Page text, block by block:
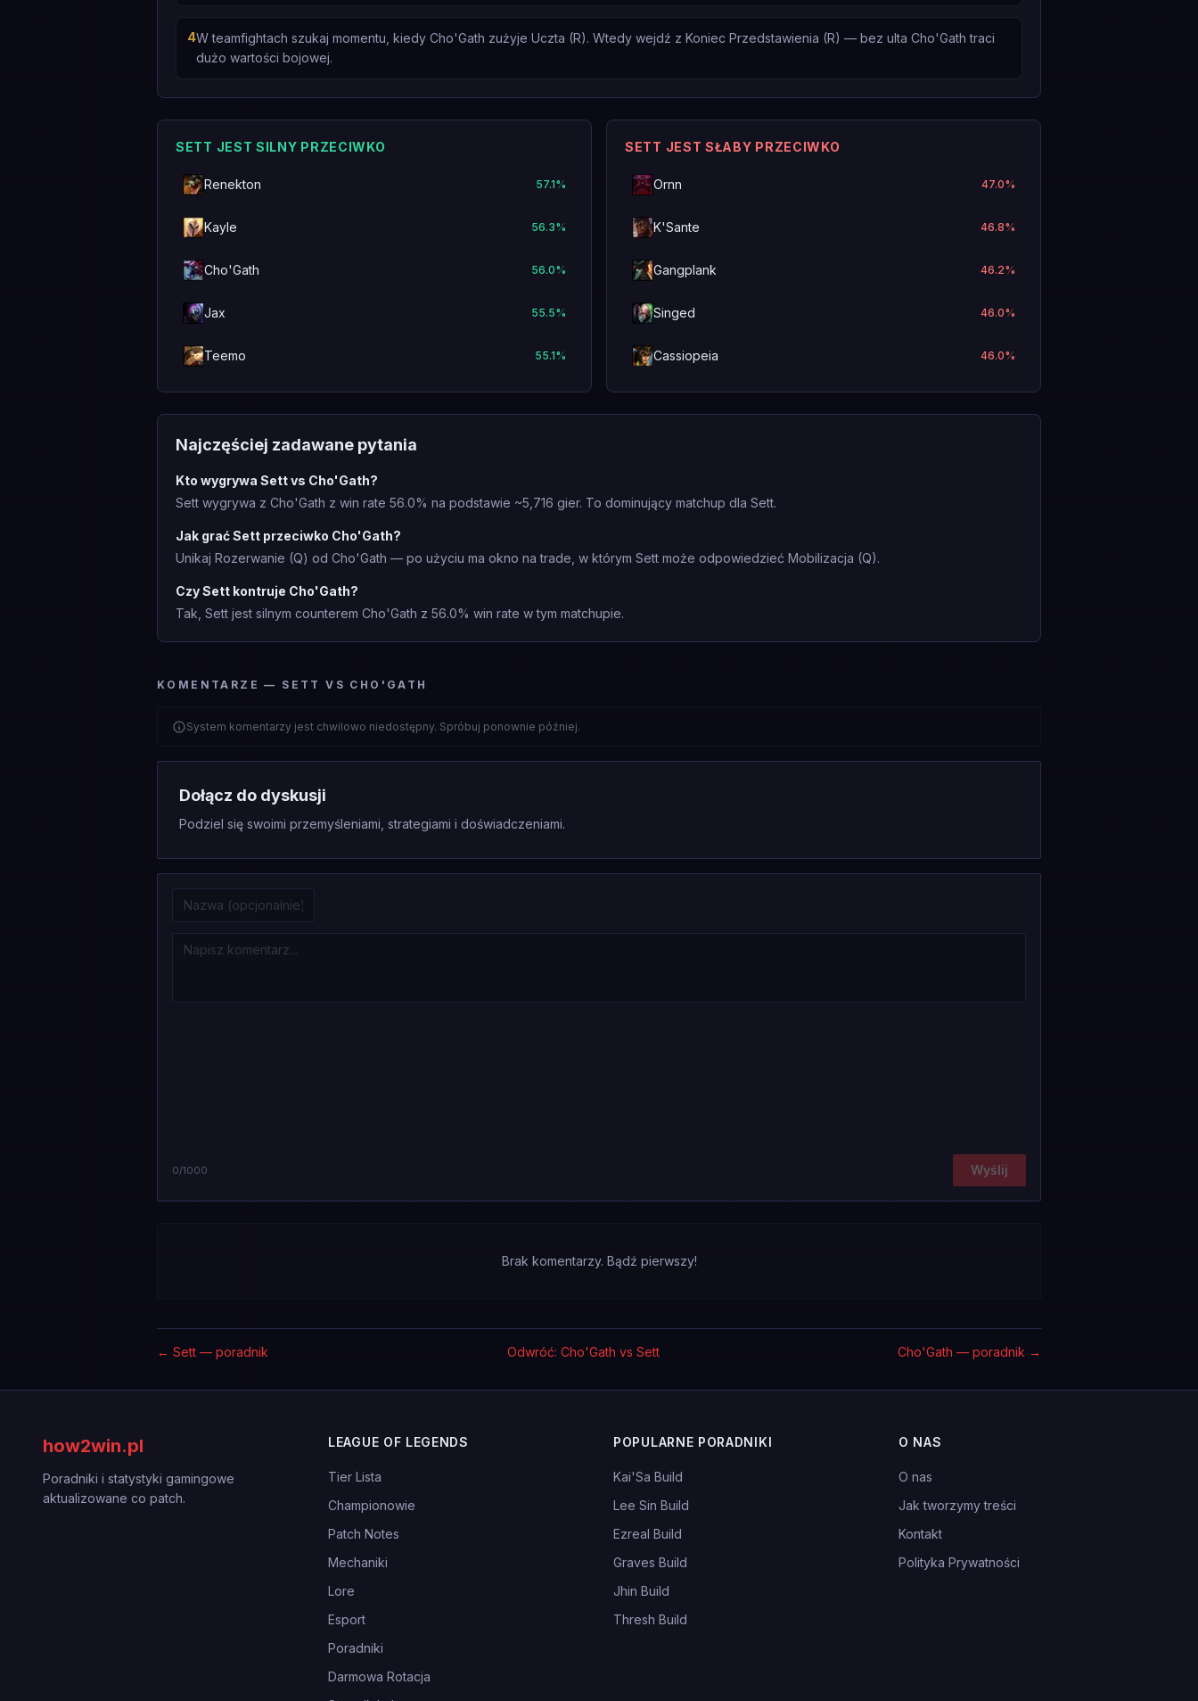
4W teamfightach szukaj momentu, kiedy Cho'Gath zużyje Uczta (R). Wtedy wejdź z Koniec Przedstawienia (R) — bez ulta Cho'Gath traci
dużo wartości bojowej.
SETT JEST SILNY PRZECIWKO
Renekton 57.1%
Kayle 56.3%
Cho'Gath 56.0%
Jax 55.5%
Teemo 55.1%
SETT JEST SŁABY PRZECIWKO
Ornn 47.0%
K'Sante 46.8%
Gangplank 46.2%
Singed 46.0%
Cassiopeia 46.0%
Najczęściej zadawane pytania
Kto wygrywa Sett vs Cho'Gath?
Sett wygrywa z Cho'Gath z win rate 56.0% na podstawie ~5,716 gier. To dominujący matchup dla Sett.
Jak grać Sett przeciwko Cho'Gath?
Unikaj Rozerwanie (Q) od Cho'Gath — po użyciu ma okno na trade, w którym Sett może odpowiedzieć Mobilizacja (Q).
Czy Sett kontruje Cho'Gath?
Tak, Sett jest silnym counterem Cho'Gath z 56.0% win rate w tym matchupie.
KOMENTARZE — SETT VS CHO'GATH
System komentarzy jest chwilowo niedostępny. Spróbuj ponownie później.
Dołącz do dyskusji
Podziel się swoimi przemyśleniami, strategiami i doświadczeniami.
0/1000 Wyślij
Brak komentarzy. Bądź pierwszy!
← Sett — poradnik Odwróć: Cho'Gath vs Sett Cho'Gath — poradnik →
how2win.pl
Poradniki i statystyki gamingowe
aktualizowane co patch.
LEAGUE OF LEGENDS
Tier Lista
Championowie
Patch Notes
Mechaniki
Lore
Esport
Poradniki
Darmowa Rotacja
POPULARNE PORADNIKI
Kai'Sa Build
Lee Sin Build
Ezreal Build
Graves Build
Jhin Build
Thresh Build
O NAS
O nas
Jak tworzymy treści
Kontakt
Polityka Prywatności